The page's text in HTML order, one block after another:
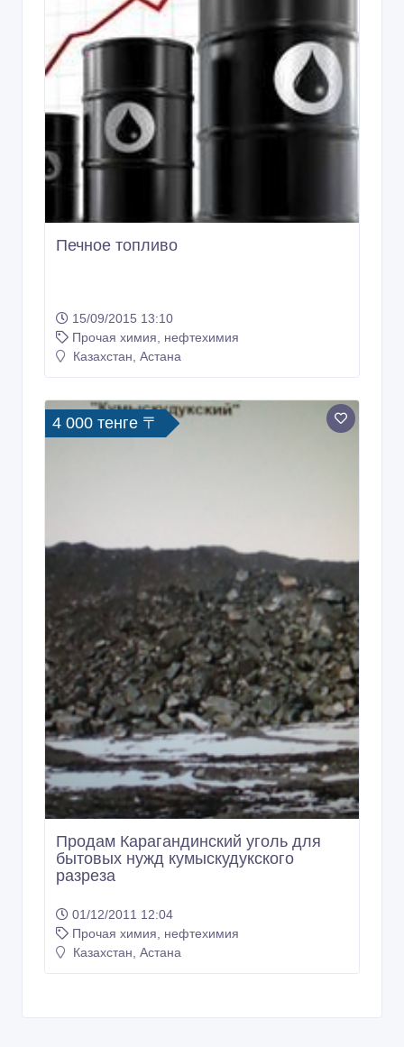
Печное топливо
15/09/2015 13:10
Прочая химия, нефтехимия
Казахстан, Астана
4 000 тенге 〒
Продам Карагандинский уголь для
бытовых нужд кумыскудукского
разреза
01/12/2011 12:04
Прочая химия, нефтехимия
Казахстан, Астана